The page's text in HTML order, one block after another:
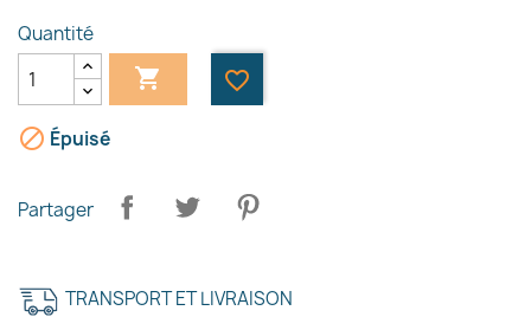
Quantité
 favorite_border
 Épuisé
Partager
TRANSPORT ET LIVRAISON